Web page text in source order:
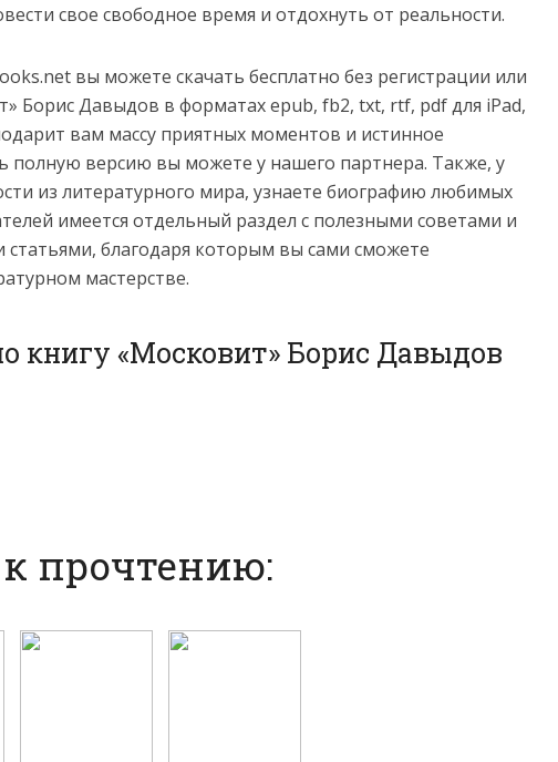
свое свободное время и отдохнуть от реальности.
вы можете скачать бесплатно без регистрации или
Борис Давыдов в форматах epub, fb2, txt, rtf, pdf для iPad,
вам массу приятных моментов и истинное
полную версию вы можете у нашего партнера. Также, у
из литературного мира, узнаете биографию любимых
имеется отдельный раздел с полезными советами и
благодаря которым вы сами сможете
мастерстве.
книгу «Московит» Борис Давыдов
прочтению: